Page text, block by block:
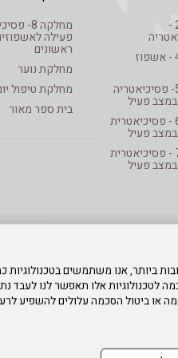
אלו תאפשר לנו לעבד
או ביטול הסכמה עלולים להשפיע
מחלקה 2 -
מחלקה 4 - אשפוז
מחלקה 5- פסיכיאטריה
פעיל
מחלקה 6 - פסיכיאטרית
פעיל
מחלקה 7 - פסיכיאטרית
פעיל
מחלקה 8-
פעילה
ראשונים
מחלקת נוער
מחלקת טיפול
בית ספר מאור